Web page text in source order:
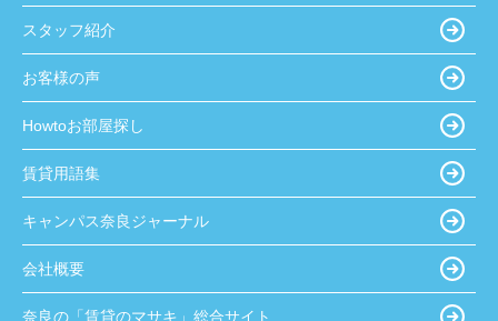
スタッフ紹介
お客様の声
Howtoお部屋探し
賃貸用語集
キャンパス奈良ジャーナル
会社概要
奈良の「賃貸のマサキ」総合サイト